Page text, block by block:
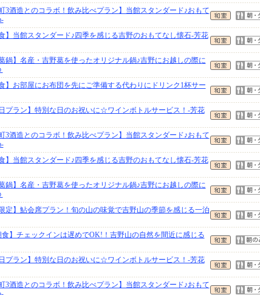
3酒造とのコラボ！飲み比べプラン】当館スタンダード♪おもて
】当館スタンダード♪四季を感じる吉野のおもてなし懐石-芳花
鍋】名産・吉野葛を使ったオリジナル鍋♪吉野にお越しの際に
】お部屋にお布団を先にご準備する代わりにドリンク1杯サー
プラン】特別な日のお祝いに☆ワインボトルサービス！-芳花
3酒造とのコラボ！飲み比べプラン】当館スタンダード♪おもて
】当館スタンダード♪四季を感じる吉野のおもてなし懐石-芳花
鍋】名産・吉野葛を使ったオリジナル鍋♪吉野にお越しの際に
定】鮎会席プラン！旬の山の味覚で吉野山の季節を感じる一泊
食】チェックインは遅めでOK!！吉野山の自然を間近に感じる
プラン】特別な日のお祝いに☆ワインボトルサービス！-芳花
3酒造とのコラボ！飲み比べプラン】当館スタンダード♪おもて